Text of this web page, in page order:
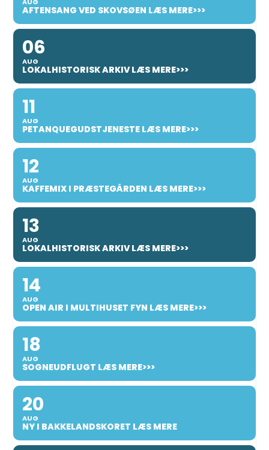
AFTENSANG VED SKOVSØEN LÆS MERE>>>
06
AUG
LOKALHISTORISK ARKIV LÆS MERE>>>
11
AUG
PETANQUEGUDSTJENESTE LÆS MERE>>>
12
AUG
KAFFEMIX I PRÆSTEGÅRDEN LÆS MERE>>>
13
AUG
LOKALHISTORISK ARKIV LÆS MERE>>>
14
AUG
OPEN AIR I MULTIHUSET FYN LÆS MERE>>>
18
AUG
SOGNEUDFLUGT LÆS MERE>>>
20
AUG
NY I BAKKELANDSKORET LÆS MERE